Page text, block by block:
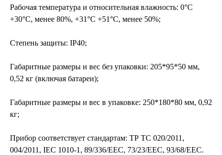
Рабочая температура и относительная влажность: 0°С
+30°С, менее 80%, +31°С +51°С, менее 50%;
Степень защиты: IP40;
Габаритные размеры и вес без упаковки: 205*95*50 мм,
0,52 кг (включая батареи);
Габаритные размеры и вес в упаковке: 250*180*80 мм, 0,92
кг;
Прибор соответствует стандартам: ТР ТС 020/2011,
004/2011, IEC 1010-1, 89/336/ЕЕС, 73/23/ЕЕС, 93/68/ЕЕС.